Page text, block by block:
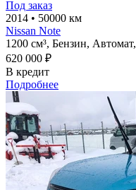
Под заказ
2014 • 50000 км
Nissan Note
1200 см³, Бензин, Автомат,
620 000 ₽
В кредит
Подробнее